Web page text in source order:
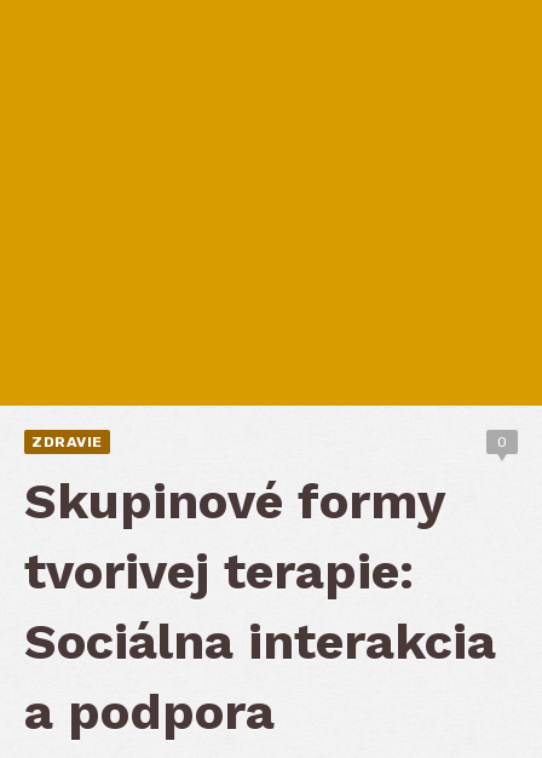
ZDRAVIE 0
Skupinové formy
tvorivej terapie:
Sociálna interakcia
a podpora